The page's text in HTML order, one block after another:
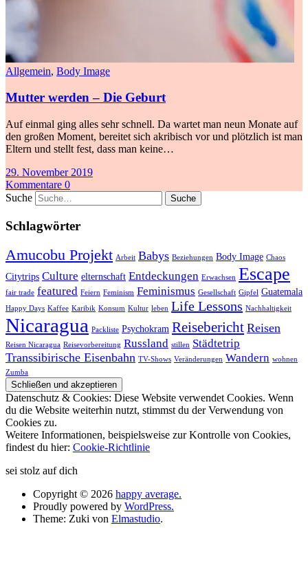
Allgemein, Body Image
Mutter werden – Die Geburt
Auf einmal ging alles sehr schnell. Da wartet man neun Monate auf
den großen Moment, bereitet sich akribisch vor und plötzlich ist man
Eltern und stellt fest, dass man keine…
29. November 2019
Kommentare 0
Suche
Schlagwörter
Amucobu Projekt Arbeit Babys Beziehungen Body Image Chaos
Citytrips Culture elternschaft Entdeckungen Erwachsen Escape
fair trade featured Feiern Feminism Feminismus Gesellschaft Gipfel Guatemala
Happy Days Kaffee Karibik Konsum Kultur leben Life Lessons Nachhaltigkeit
Nicaragua Packliste Psychokram Reisebericht Reisen
Reisen Nicaragua Reisevorbereitung Russland stillen Städtetrip
Transsibirische Eisenbahn TV-Shows Veränderungen Wandern wohnen
Zumba
Datenschutz & Cookies: Diese Website verwendet Cookies. Wenn
du die Website weiterhin nutzt, stimmst du der Verwendung von
Cookies zu.
Weitere Informationen, beispielsweise zur Kontrolle von Cookies,
findest du hier: Cookie-Richtlinie
sei stolz auf dich
Copyright © 2026 happy average.
Proudly powered by WordPress.
Theme: Zuki von Elmastudio.